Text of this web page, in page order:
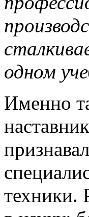
одном
Именно
техники.